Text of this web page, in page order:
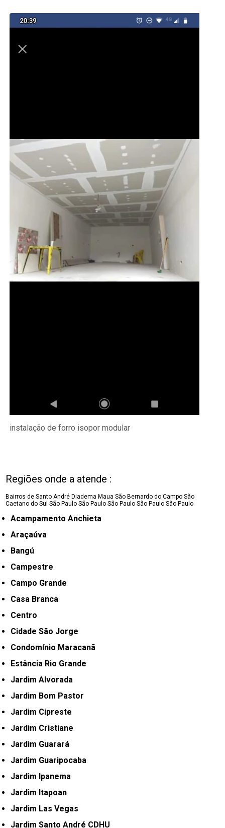
instalação de forro isopor modular
Regiões onde a atende :
Bairros de Santo André Diadema Maua São Bernardo do Campo São
Caetano do SulSão Paulo São Paulo São Paulo São Paulo São Paulo
Acampamento Anchieta
Araçaúva
Bangú
Campestre
Campo Grande
Casa Branca
Centro
Cidade São Jorge
Condomínio Maracanã
Estância Rio Grande
Jardim Alvorada
Jardim Bom Pastor
Jardim Cipreste
Jardim Cristiane
Jardim Guarará
Jardim Guaripocaba
Jardim Ipanema
Jardim Itapoan
Jardim Las Vegas
Jardim Santo André CDHU